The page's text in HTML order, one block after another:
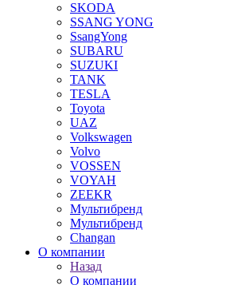
SKODA
SSANG YONG
SsangYong
SUBARU
SUZUKI
TANK
TESLA
Toyota
UAZ
Volkswagen
Volvo
VOSSEN
VOYAH
ZEEKR
Мультибренд
Мультибренд
Сhangan
О компании
Назад
О компании